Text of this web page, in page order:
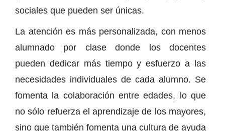
sociales que pueden ser únicas.
La atención es más personalizada, con menos
alumnado por clase donde los docentes
pueden dedicar más tiempo y esfuerzo a las
necesidades individuales de cada alumno. Se
fomenta la colaboración entre edades, lo que
no sólo refuerza el aprendizaje de los mayores,
sino que también fomenta una cultura de ayuda